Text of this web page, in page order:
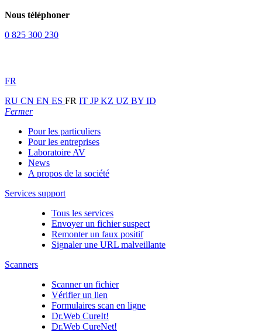
Nous téléphoner
0 825 300 230
FR
RU CN EN ES FR IT JPKZ UZ BY ID
Fermer
Pour les particuliers
Pour les entreprises
Laboratoire AV
News
A propos de la société
Services support
Tous les services
Envoyer un fichier suspect
Remonter un faux positif
Signaler une URL malveillante
Scanners
Scanner un fichier
Vérifier un lien
Formulaires scan en ligne
Dr.Web CureIt!
Dr.Web CureNet!